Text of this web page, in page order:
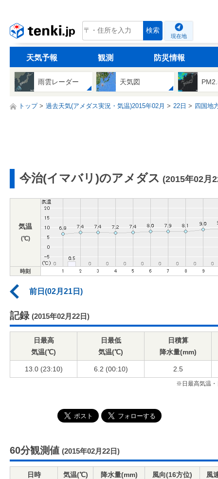
tenki.jp 検索
現在地
天気予報 観測 防災情報
雨雲レーダー 天気図
トップ 過去天気(アメダス実況・気温)2015年02月 22日 四国地
今治(イマバリ)のアメダス (2015年02月
気温
(℃)
時刻
前日(02月21日)
記録 (2015年02月22日)
日最高
気温(℃)
日最低
気温(℃)
日積算
降水量(mm)
13.0 (23:10) 6.2 (00:10) 2.5
※日最高気温・
60分観測値 (2015年02月22日)
日時 気温(℃) 降水量(mm) 風向(16方位) 風